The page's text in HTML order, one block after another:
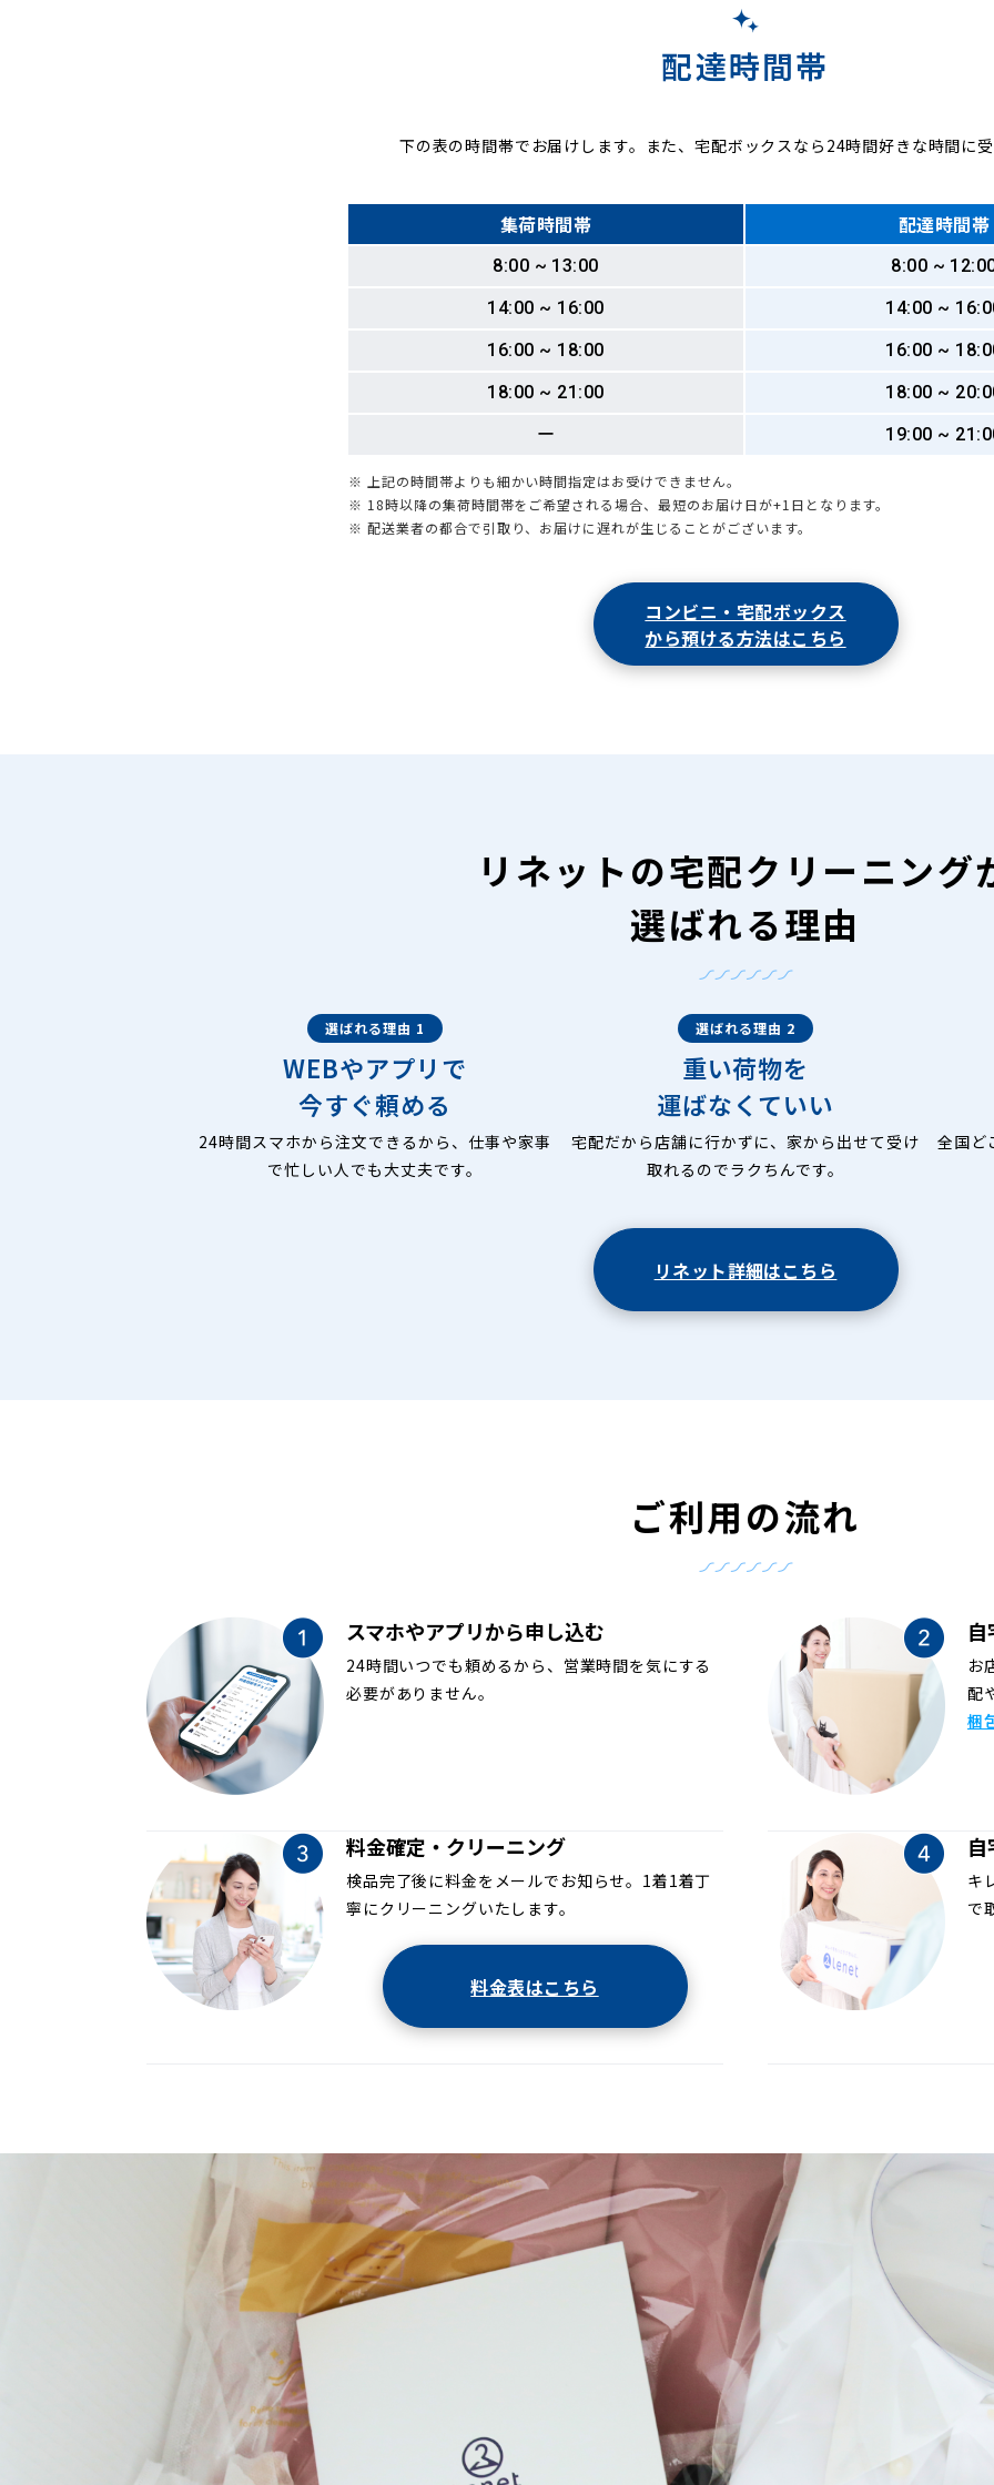
配達時間帯
下の表の時間帯でお届けします。また、宅配ボックスなら24時間好きな時間に
集荷時間帯 配達時間帯
8:00 ~ 13:00
8:00 ~
14:00 ~ 16:00
14:00 ~
16:00 ~ 18:00
16:00 ~
18:00 ~ 21:00
18:00 ~
ー
19:00 ~
※ 上記の時間帯よりも細かい時間指定はお受けできません。
※ 18時以降の集荷時間帯をご希望される場合、最短のお届け日が+1日となります。
※ 配送業者の都合で引取り、お届けに遅れが生じることがございます。
コンビニ・宅配ボックス
から預ける方法はこちら
リネットの宅配クリーニング
選ばれる理由
選ばれる理由 1
WEBやアプリで
今すぐ頼める
24時間スマホから注文できるから、仕事や家事
で忙しい人でも大丈夫です。
選ばれる理由 2
重い荷物を
運ばなくていい
宅配だから店舗に行かずに、家から出せて受け
取れるのでラクちんです。
全国ど
リネット詳細はこちら
ご利用の流れ
スマホやアプリから申し込む
24時間いつでも頼めるから、営業時間を気にする
必要がありません。
お
配
梱
料金確定・クリーニング
検品完了後に料金をメールでお知らせ。1着1着丁
寧にクリーニングいたします。
料金表はこちら
キ
で